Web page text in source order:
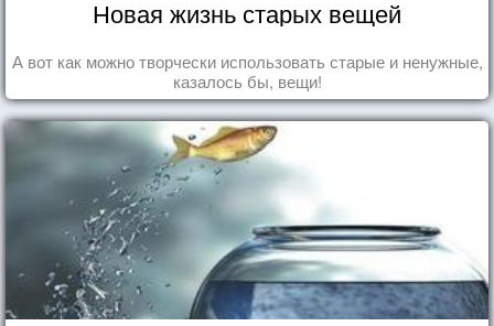
Новая жизнь старых вещей
А вот как можно творчески использовать старые и ненужные,
казалось бы, вещи!